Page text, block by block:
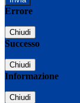
Errore
Chiudi
Successo
Chiudi
Informazione
Chiudi